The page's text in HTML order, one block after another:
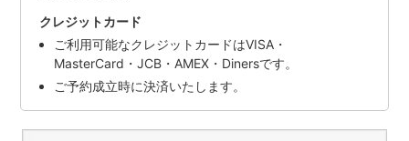
クレジットカード
ご利用可能なクレジットカードはVISA・
MasterCard・JCB・AMEX・Dinersです。
ご予約成立時に決済いたします。